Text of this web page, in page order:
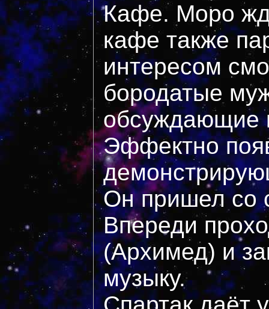
Кафе. Моро
кафе также
интересом
бородатые
обсуждающие
Эффектно
Он пришел со
Впереди
(Архимед) и
музыку.